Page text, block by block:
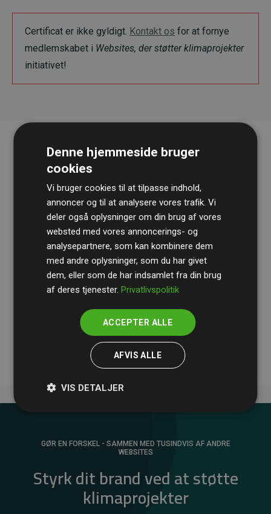
Certificat er ikke gyldigt. Kontakt os for at fornye
medlemskabet i Websites, der støtter klimaprojekter
initiativet!
RevisionshusetBDOgennemgår løbende vores
beregninger og metode for at sikre gennemsigtighed
og pålidelighed.
Deres revision dokumenterer, at vores investeringer i
medlemmernes websites estimerede CO₂-
GØR EN FORSKEL - SAMMEN MED TUSINDVIS AF ANDRE
WEBSITES
Styrk dit brand ved at støtte
klimaprojekter
Denne hjemmeside bruger
cookies
Vi bruger cookies til at tilpasse indhold,
annoncer og til at analysere vores trafik. Vi
deler også oplysninger om din brug af vores
websted med vores annoncerings- og
analysepartnere, som kan kombinere dem
med andre oplysninger, som du har givet
dem, eller som de har indsamlet fra din brug
af deres tjenester.Privatlivspolitik
ACCEPTER ALLE
AFVIS ALLE
VIS DETALJER